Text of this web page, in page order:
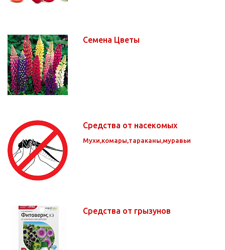
Семена Цветы
Средства от насекомых
Мухи,комары,тараканы,муравьи
Средства от грызунов